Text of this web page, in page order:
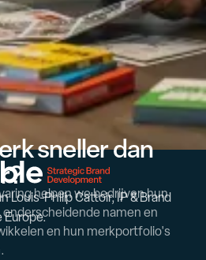
sneller dan
Louis-Philip Cattoir, IP & Brand
Europe.
helpen we bedrijven hun
namen en
en hun merkportfolio's